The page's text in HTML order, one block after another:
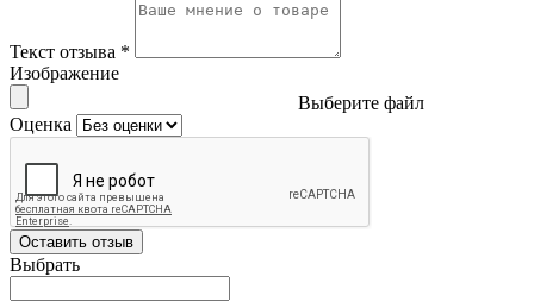
Текст отзыва *
Изображение
Выберите файл
Оценка
Оставить отзыв
Выбрать